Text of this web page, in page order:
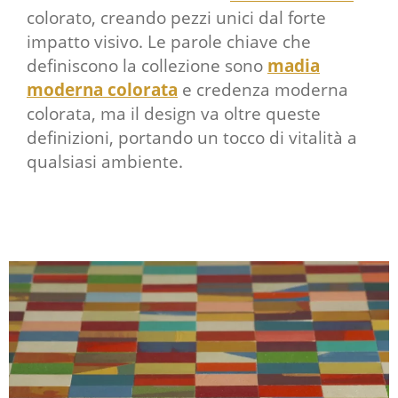
colorato, creando pezzi unici dal forte
impatto visivo. Le parole chiave che
definiscono la collezione sono madia
moderna colorata e credenza moderna
colorata, ma il design va oltre queste
definizioni, portando un tocco di vitalità a
qualsiasi ambiente.